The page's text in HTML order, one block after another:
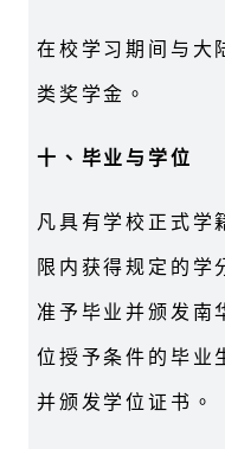
在校学习期间与大
类奖学金。
十、毕业与学位
凡具有学校正式学
限内获得规定的学
准予毕业并颁发南
位授予条件的毕业
并颁发学位证书。